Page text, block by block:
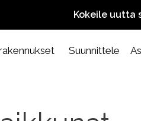
Kokeile uutta
Suunnittele